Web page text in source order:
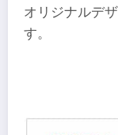
オリジナルデ
す。